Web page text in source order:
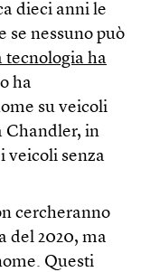
dieci anni le
se nessuno può
tecnologia ha
ha
su veicoli
Chandler, in
veicoli senza
cercheranno
del 2020, ma
Questi